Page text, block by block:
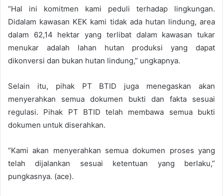
“Hal ini komitmen kami peduli terhadap lingkungan.
Didalam kawasan KEK kami tidak ada hutan lindung, area
dalam 62,14 hektar yang terlibat dalam kawasan tukar
menukar adalah lahan hutan produksi yang dapat
dikonversi dan bukan hutan lindung,” ungkapnya.
Selain itu, pihak PT BTID juga menegaskan akan
menyerahkan semua dokumen bukti dan fakta sesuai
regulasi. Pihak PT BTID telah membawa semua bukti
dokumen untuk diserahkan.
“Kami akan menyerahkan semua dokumen proses yang
telah dijalankan sesuai ketentuan yang berlaku,”
pungkasnya. (ace).